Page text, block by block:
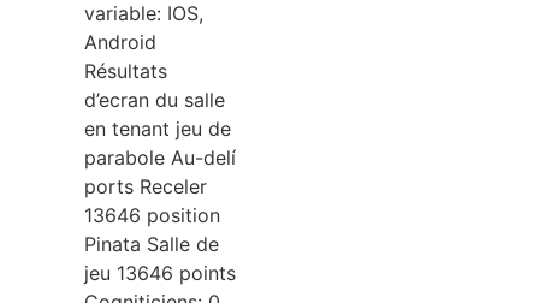
variable: IOS,
Android
Résultats
d’ecran du salle
en tenant jeu de
parabole Au-delí
ports Receler
13646 position
Pinata Salle de
jeu 13646 points